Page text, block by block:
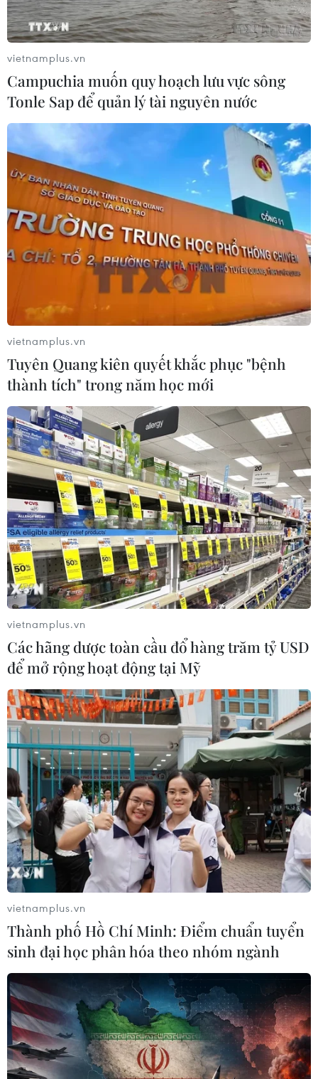
vietnamplus.vn
Campuchia muốn quy hoạch lưu vực sông
Tonle Sap để quản lý tài nguyên nước
vietnamplus.vn
Tuyên Quang kiên quyết khắc phục "bệnh
thành tích" trong năm học mới
vietnamplus.vn
Các hãng dược toàn cầu đổ hàng trăm tỷ USD
để mở rộng hoạt động tại Mỹ
vietnamplus.vn
Thành phố Hồ Chí Minh: Điểm chuẩn tuyển
sinh đại học phân hóa theo nhóm ngành